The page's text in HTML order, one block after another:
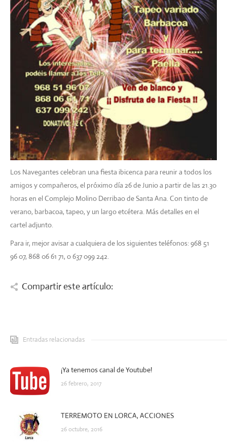
Los Navegantes celebran una fiesta ibicenca para reunir a todos los
amigos y compañeros, el próximo día 26 de Junio a partir de las 21.30
horas en el Complejo Molino Derribao de Santa Ana. Con tinto de
verano, barbacoa, tapeo, y un largo etcétera. Más detalles en el
cartel adjunto.
Para ir, mejor avisar a cualquiera de los siguientes teléfonos: 968 51
96 07, 868 06 61 71, o 637 099 242.
Compartir este artículo:
Entradas relacionadas
¡Ya tenemos canal de Youtube!
26 febrero, 2017
TERREMOTO EN LORCA, ACCIONES
26 octubre, 2016